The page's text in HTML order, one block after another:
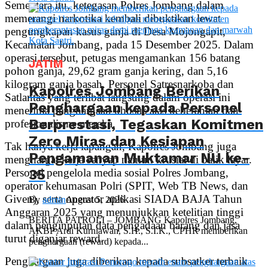
Sementara itu, ketegasan Polres Jombang dalam
memerangi narkotika kembali dibuktikan lewat
pengungkapan kasus ganja di Desa Mojongapit,
Kecamatan Jombang, pada 15 Desember 2025. Dalam
operasi tersebut, petugas mengamankan 156 batang
pohon ganja, 29,62 gram ganja kering, dan 5,16
kilogram ganja basah. Personel Satresnarkoba dan
Satlantas yang terlibat langsung dalam operasi ini
menerima penghargaan khusus atas keberanian dan
profesionalisme mereka.
Tak hanya kerja lapangan, Kapolres Jombang juga
menghargai kerja senyap namun krusial di balik layar.
Personel pengelola media sosial Polres Jombang,
operator kehumasan Polri (SPIT, Web TB News, dan
Given), serta operator aplikasi SIADA BAJA Tahun
Anggaran 2025 yang menunjukkan ketelitian tinggi
dalam penginputan data pengadaan barang dan jasa
turut diganjar reward.
Penghargaan juga diberikan kepada subsatker terbaik
JATIM
Kapolres Jombang Berikan
Penghargaan kepada Personel
Berprestasi, Tegaskan Komitmen
Zero Miras dan Kesiapan
Pengamanan Muktamar NU ke-
35
By adminAugust 5, 2026
BERITA PATROLI – JOMBANG Kapolres Jombang,
AKBP Ardi Kurniawan, S.H., S.I.K., CPHR memberikan
penghargaan (reward) kepada...